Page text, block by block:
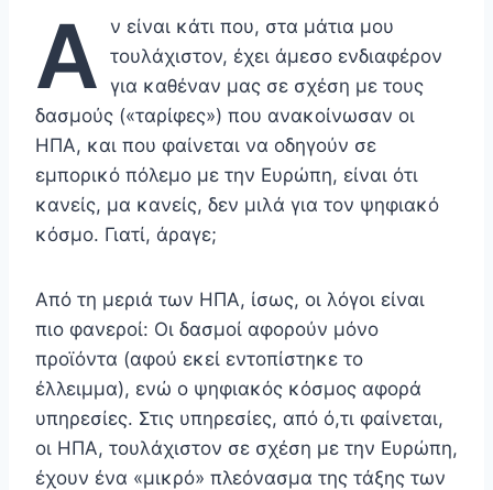
Α ν είναι κάτι που, στα μάτια μου
τουλάχιστον, έχει άμεσο ενδιαφέρον
για καθέναν μας σε σχέση με τους
δασμούς («ταρίφες») που ανακοίνωσαν οι
ΗΠΑ, και που φαίνεται να οδηγούν σε
εμπορικό πόλεμο με την Ευρώπη, είναι ότι
κανείς, μα κανείς, δεν μιλά για τον ψηφιακό
κόσμο. Γιατί, άραγε;
Από τη μεριά των ΗΠΑ, ίσως, οι λόγοι είναι
πιο φανεροί: Οι δασμοί αφορούν μόνο
προϊόντα (αφού εκεί εντοπίστηκε το
έλλειμμα), ενώ ο ψηφιακός κόσμος αφορά
υπηρεσίες. Στις υπηρεσίες, από ό,τι φαίνεται,
οι ΗΠΑ, τουλάχιστον σε σχέση με την Ευρώπη,
έχουν ένα «μικρό» πλεόνασμα της τάξης των